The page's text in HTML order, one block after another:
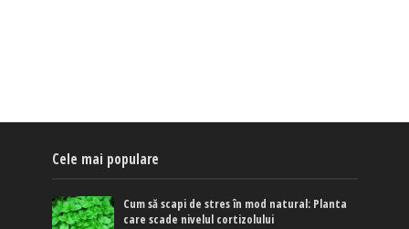
Cele mai populare
Cum să scapi de stres în mod natural: Planta
care scade nivelul cortizolului